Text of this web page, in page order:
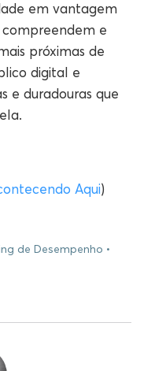
em vantagem
e
próximas de
digital e
e duradouras que
Aqui)
de Desempenho